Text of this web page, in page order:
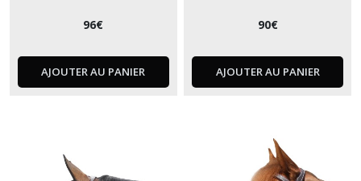
96€
AJOUTER AU PANIER
90€
AJOUTER AU PANIER